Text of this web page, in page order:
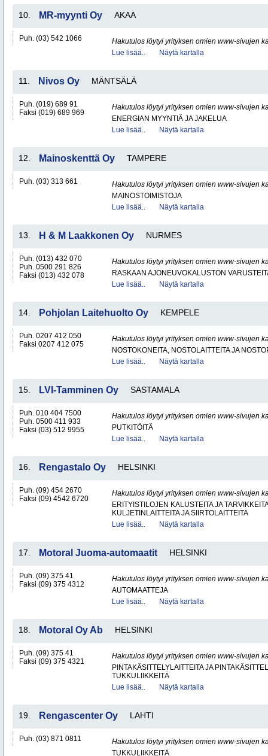
10. MR-myynti Oy AKAA
Puh. (03) 542 1066
Hakutulos löytyi yrityksen omien www-sivujen
Lue lisää..
Näytä kartalla
11. Nivos Oy MÄNTSÄLÄ
Puh. (019) 689 91
Faksi (019) 689 969
Hakutulos löytyi yrityksen omien www-sivujen
ENERGIAN MYYNTIÄ JA JAKELUA
Lue lisää..
Näytä kartalla
12. Mainoskenttä Oy TAMPERE
Puh. (03) 313 661
Hakutulos löytyi yrityksen omien www-sivujen
MAINOSTOIMISTOJA
Lue lisää..
Näytä kartalla
13. H & M Laakkonen Oy NURMES
Puh. (013) 432 070
Puh. 0500 291 826
Faksi (013) 432 078
Hakutulos löytyi yrityksen omien www-sivujen
RASKAAN AJONEUVOKALUSTON
Lue lisää..
Näytä kartalla
14. Pohjolan Laitehuolto Oy KEMPELE
Puh. 0207 412 050
Faksi 0207 412 075
Hakutulos löytyi yrityksen omien www-sivujen
NOSTOKONEITA, NOSTOLAITTEITA JA
Lue lisää..
Näytä kartalla
15. LVI-Tamminen Oy SASTAMALA
Puh. 010 404 7500
Puh. 0500 411 933
Faksi (03) 512 9955
Hakutulos löytyi yrityksen omien www-sivujen
PUTKITÖITÄ
Lue lisää..
Näytä kartalla
16. Rengastalo Oy HELSINKI
Puh. (09) 454 2670
Faksi (09) 4542 6720
Hakutulos löytyi yrityksen omien www-sivujen
ERITYISTILOJEN KALUSTEITA JA
KULJETINLAITTEITA JA SIIRTOLAITTEITA
Lue lisää..
Näytä kartalla
17. Motoral Juoma-automaatit HELSINKI
Puh. (09) 375 41
Faksi (09) 375 4312
Hakutulos löytyi yrityksen omien www-sivujen
AUTOMAATTEJA
Lue lisää..
Näytä kartalla
18. Motoral Oy Ab HELSINKI
Puh. (09) 375 41
Faksi (09) 375 4321
Hakutulos löytyi yrityksen omien www-sivujen
PINTAKÄSITTELYLAITTEITA JA
TUKKULIIKKEITÄ
Lue lisää..
Näytä kartalla
19. Rengascenter Oy LAHTI
Puh. (03) 871 0811
Hakutulos löytyi yrityksen omien www-sivujen
TUKKULIIKKEITÄ